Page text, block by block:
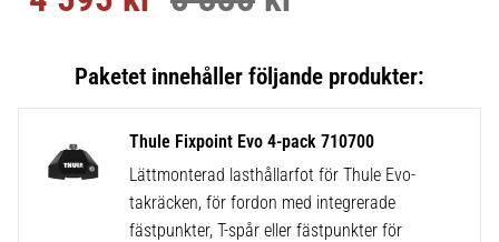
Thule Fixpoint Evo 4-pack 710700
Lättmonterad lasthållarfot för Thule Evo-
takräcken, för fordon med integrerade
fästpunkter, T-spår eller fästpunkter för